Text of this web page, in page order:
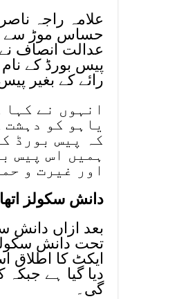
علامہ راجہ
حساس موڑ سے
عدالت انصاف
پیس بورڈ کے
رائے کے بغیر
انہوں نے
یاہو کو
کہ پیس بورڈ
ہمیں اس پیس
اور غیرت و
دانش سکولز اتھارٹی ایکٹ
تحت دانش
ایکٹ کا اطلاق
دیا گیا ہے
گی۔